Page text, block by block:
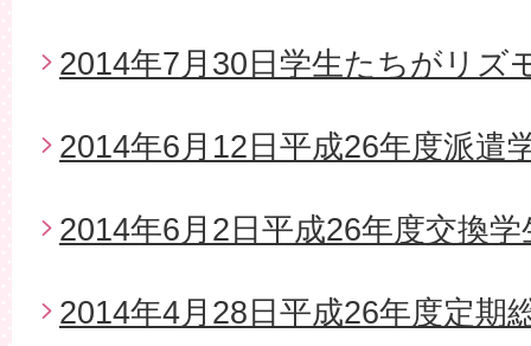
2014年7月30日学生たちがリズ
2014年6月12日平成26年度派遣
2014年6月2日平成26年度交換
2014年4月28日平成26年度定期